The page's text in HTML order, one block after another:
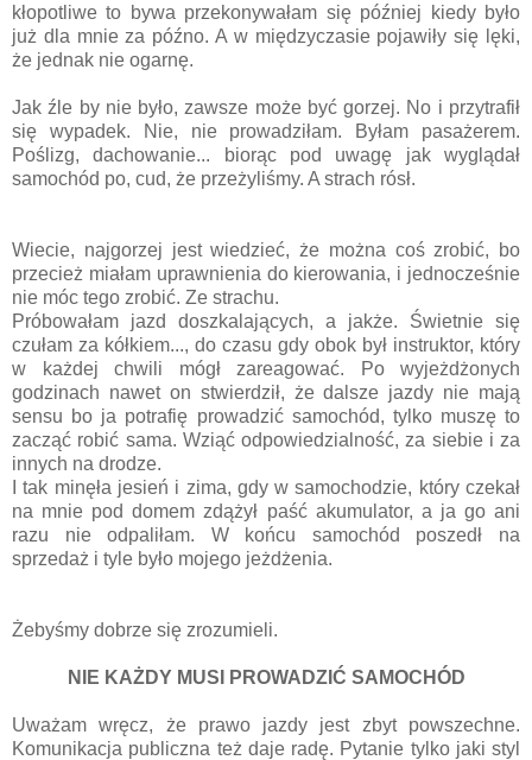
kłopotliwe to bywa przekonywałam się później kiedy było
już dla mnie za późno. A w międzyczasie pojawiły się lęki,
że jednak nie ogarnę.
Jak źle by nie było, zawsze może być gorzej. No i przytrafił
się wypadek. Nie, nie prowadziłam. Byłam pasażerem.
Poślizg, dachowanie... biorąc pod uwagę jak wyglądał
samochód po, cud, że przeżyliśmy. A strach rósł.
Wiecie, najgorzej jest wiedzieć, że można coś zrobić, bo
przecież miałam uprawnienia do kierowania, i jednocześnie
nie móc tego zrobić. Ze strachu.
Próbowałam jazd doszkalających, a jakże. Świetnie się
czułam za kółkiem..., do czasu gdy obok był instruktor, który
w każdej chwili mógł zareagować. Po wyjeżdżonych
godzinach nawet on stwierdził, że dalsze jazdy nie mają
sensu bo ja potrafię prowadzić samochód, tylko muszę to
zacząć robić sama. Wziąć odpowiedzialność, za siebie i za
innych na drodze.
I tak minęła jesień i zima, gdy w samochodzie, który czekał
na mnie pod domem zdążył paść akumulator, a ja go ani
razu nie odpaliłam. W końcu samochód poszedł na
sprzedaż i tyle było mojego jeżdżenia.
Żebyśmy dobrze się zrozumieli.
NIE KAŻDY MUSI PROWADZIĆ SAMOCHÓD
Uważam wręcz, że prawo jazdy jest zbyt powszechne.
Komunikacja publiczna też daje radę. Pytanie tylko jaki styl